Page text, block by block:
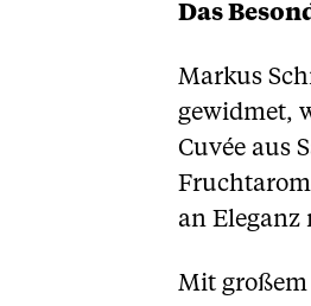
Das
Markus
gewidmet,
Cuvée aus
an Eleganz
Mit großem